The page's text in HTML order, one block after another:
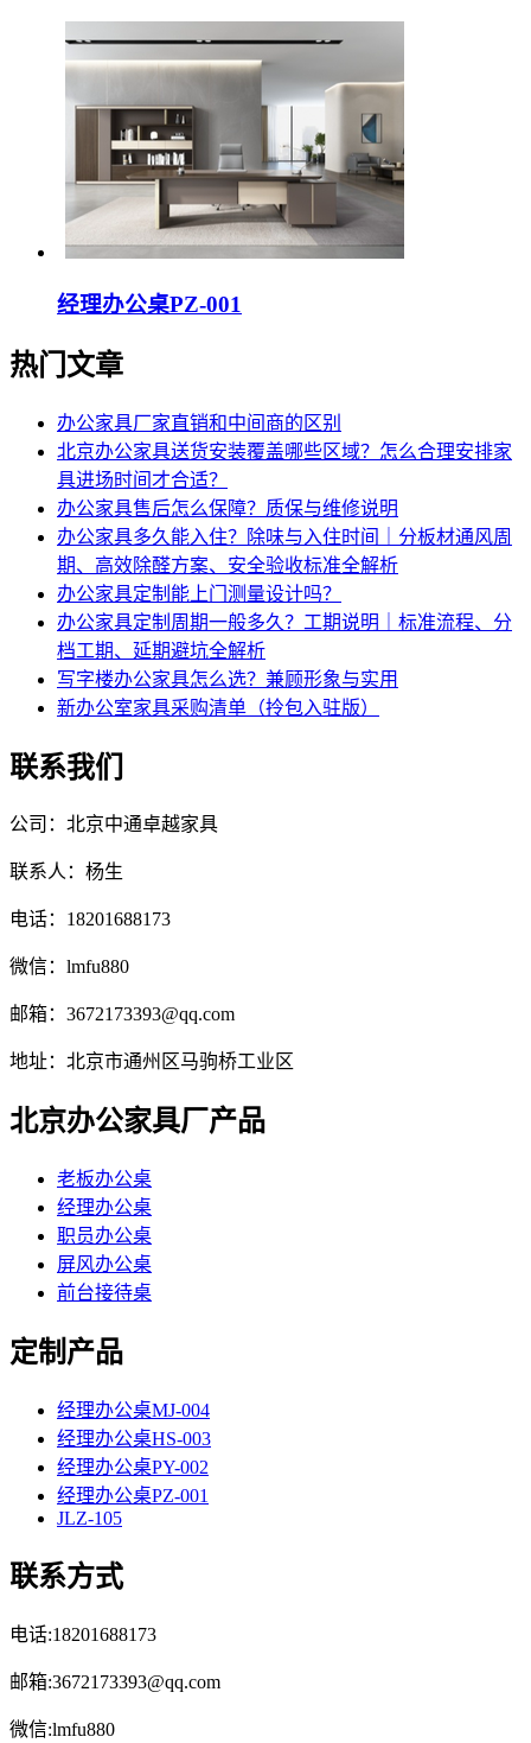
经理办公桌PZ-001
热门文章
办公家具厂家直销和中间商的区别
北京办公家具送货安装覆盖哪些区域？怎么合理安排家
具进场时间才合适？
办公家具售后怎么保障？质保与维修说明
办公家具多久能入住？除味与入住时间｜分板材通风周
期、高效除醛方案、安全验收标准全解析
办公家具定制能上门测量设计吗？
办公家具定制周期一般多久？工期说明｜标准流程、分
档工期、延期避坑全解析
写字楼办公家具怎么选？兼顾形象与实用
新办公室家具采购清单（拎包入驻版）
联系我们
公司：北京中通卓越家具
联系人：杨生
电话：18201688173
微信：lmfu880
邮箱：3672173393@qq.com
地址：北京市通州区马驹桥工业区
北京办公家具厂产品
老板办公桌
经理办公桌
职员办公桌
屏风办公桌
前台接待桌
定制产品
经理办公桌MJ-004
经理办公桌HS-003
经理办公桌PY-002
经理办公桌PZ-001
JLZ-105
联系方式
电话:18201688173
邮箱:3672173393@qq.com
微信:lmfu880